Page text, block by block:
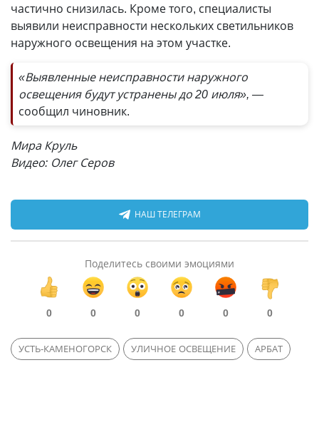
частично снизилась. Кроме того, специалисты
выявили неисправности нескольких светильников
наружного освещения на этом участке.
«Выявленные неисправности наружного
освещения будут устранены до 20 июля», —
сообщил чиновник.
Мира Круль
Видео: Олег Серов
НАШ ТЕЛЕГРАМ
Поделитесь своими эмоциями
0 0 0 0 0 0
УСТЬ-КАМЕНОГОРСК УЛИЧНОЕ ОСВЕЩЕНИЕ АРБАТ